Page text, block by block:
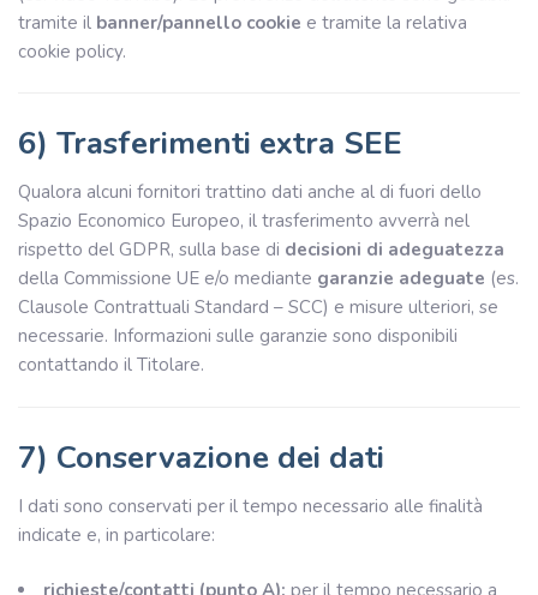
tramite il banner/pannello cookie e tramite la relativa
cookie policy.
6) Trasferimenti extra SEE
Qualora alcuni fornitori trattino dati anche al di fuori dello
Spazio Economico Europeo, il trasferimento avverrà nel
rispetto del GDPR, sulla base di decisioni di adeguatezza
della Commissione UE e/o mediante garanzie adeguate (es.
Clausole Contrattuali Standard – SCC) e misure ulteriori, se
necessarie. Informazioni sulle garanzie sono disponibili
contattando il Titolare.
7) Conservazione dei dati
I dati sono conservati per il tempo necessario alle finalità
indicate e, in particolare:
richieste/contatti (punto A): per il tempo necessario a